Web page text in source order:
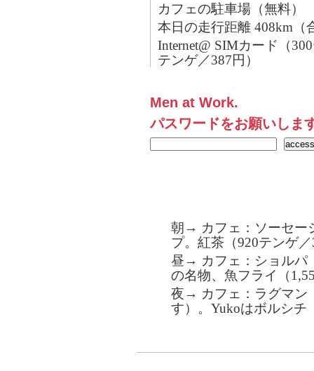
カフェの駐車場（無料）
本日の走行距離 408km（
Internet@ SIMカード（
テンゲ／387円）
Men at Work.
パスワードをお願いしま
朝→ カフェ：ソーセー
プ。紅茶（920テンゲ
昼→ カフェ：ショルパ
の名物、魚フライ（
夜→ カフェ：ラグマン
す）。Yukoはボルシチ